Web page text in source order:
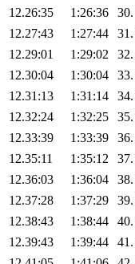
12.26:35
1:26:36 30.
12.27:43
1:27:44 31.
12.29:01
1:29:02 32.
12.30:04
1:30:04 33.
12.31:13
1:31:14 34.
12.32:24
1:32:25 35.
12.33:39
1:33:39 36.
12.35:11
1:35:12 37.
12.36:03
1:36:04 38.
12.37:28
1:37:29 39.
12.38:43
1:38:44 40.
12.39:43
1:39:44 41.